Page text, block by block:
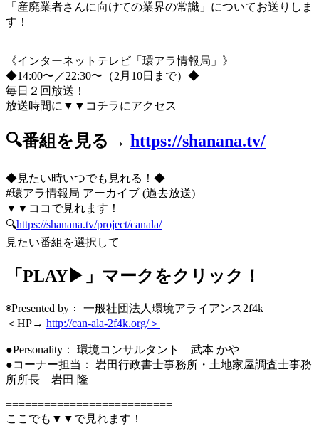
「産廃業者さんに向けての業界の常識」についてお送りしま
す！
==========================
《インターネットテレビ「環アラ情報局」》
◆14:00〜／22:30〜（2月10日まで）◆
毎日２回放送！
放送時間に▼▼コチラにアクセス
🔍番組を見る→ https://shanana.tv/
◆見たい時いつでも見れる！◆
#環アラ情報局 アーカイブ (過去放送)
▼▼ココで見れます！
🔍https://shanana.tv/project/canala/
見たい番組を選択して
「PLAY▶」マークをクリック！
◉Presented by： 一般社団法人環境アライアンス2f4k
＜HP→ http://can-ala-2f4k.org/＞
●Personality： 環境コンサルタント 武本 かや
●コーナー担当： 岩田行政書士事務所・土地家屋調査士事務
所所長 岩田 隆
==========================
ここでも▼▼で見れます！